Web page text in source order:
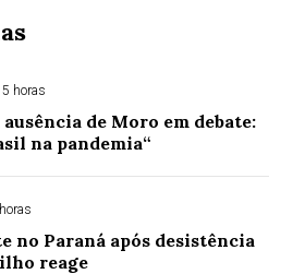
5 horas
de Moro em debate:
na pandemia“
no Paraná após desistência
reage